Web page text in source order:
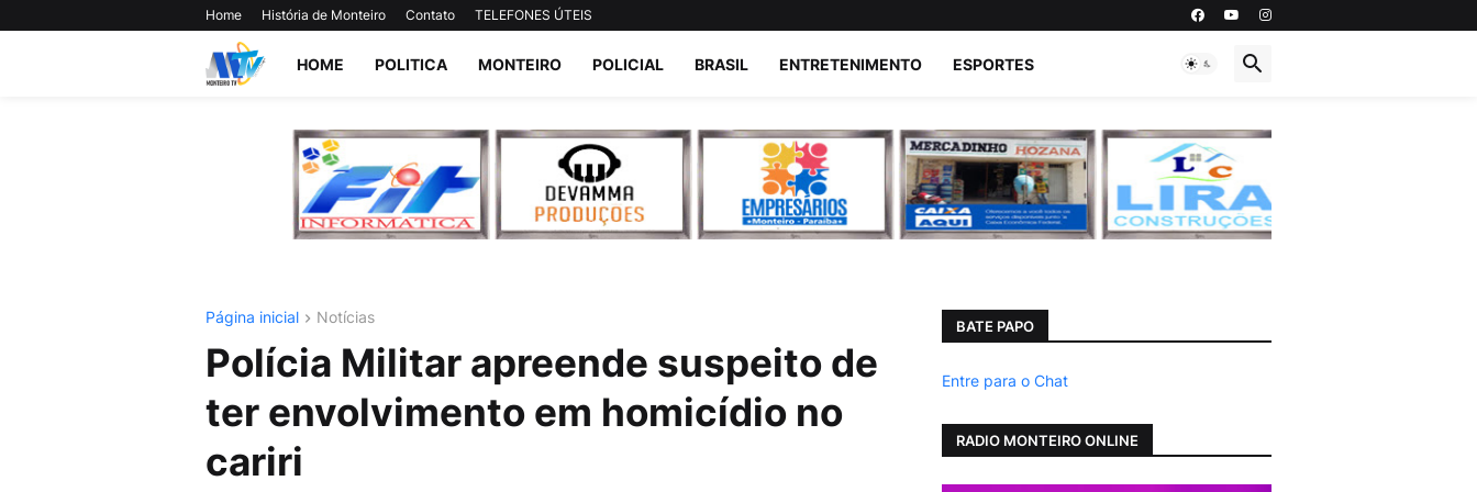
Home História de Monteiro Contato TELEFONES ÚTEIS
HOME POLITICA MONTEIRO POLICIAL BRASIL ENTRETENIMENTO ESPORTES
Página inicial Notícias
Polícia Militar apreende suspeito de
ter envolvimento em homicídio no
cariri
BATE PAPO
Entre para o Chat
RADIO MONTEIRO ONLINE